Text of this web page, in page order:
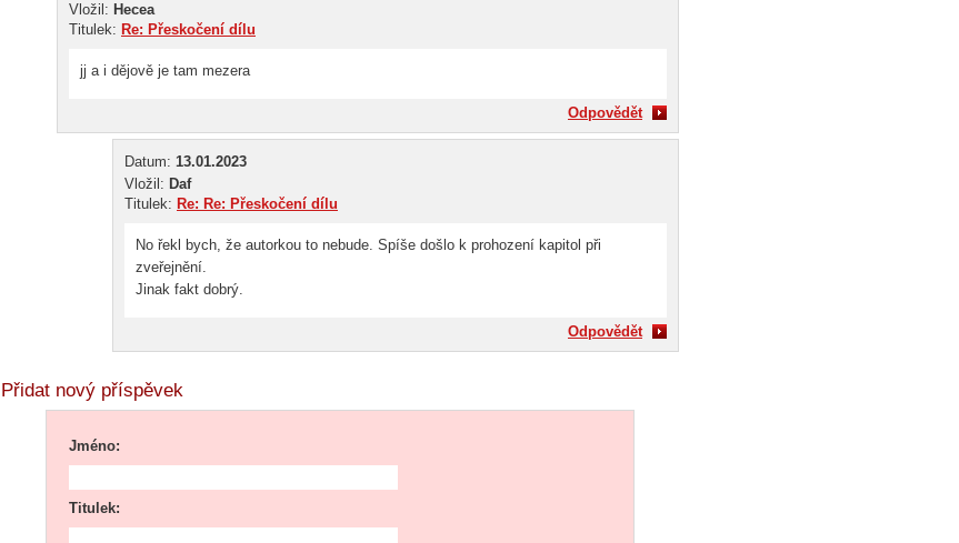
Vložil: Hecea
Titulek: Re: Přeskočení dílu
jj a i dějově je tam mezera
Odpovědět
Datum: 13.01.2023
Vložil: Daf
Titulek: Re: Re: Přeskočení dílu
No řekl bych, že autorkou to nebude. Spíše došlo k prohození kapitol při
zveřejnění.
Jinak fakt dobrý.
Odpovědět
Přidat nový příspěvek
Jméno:
Titulek: